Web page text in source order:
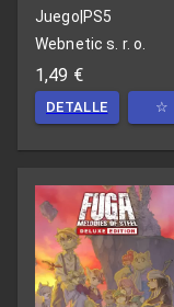
Juego PS5
Webnetic s. r. o.
1,49 €
DETALLE ☆